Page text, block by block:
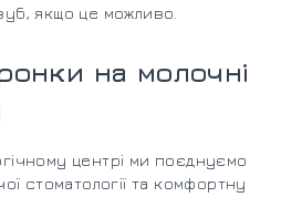
якщо це можливо.
на молочні
центрі ми поєднуємо
стоматології та комфортну